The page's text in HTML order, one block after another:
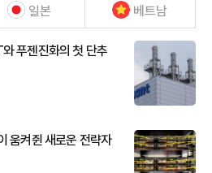
일본 베트남
푸젠진화의 첫 단추
움켜쥔 새로운 전략자